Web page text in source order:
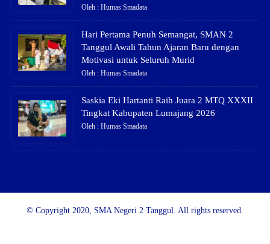
Oleh : Humas Smadata
Hari Pertama Penuh Semangat, SMAN 2
Tanggul Awali Tahun Ajaran Baru dengan
Motivasi untuk Seluruh Murid
Oleh : Humas Smadata
Saskia Eki Hartanti Raih Juara 2 MTQ XXXII
Tingkat Kabupaten Lumajang 2026
Oleh : Humas Smadata
© Copyright 2020, SMA Negeri 2 Tanggul. All rights reserved.